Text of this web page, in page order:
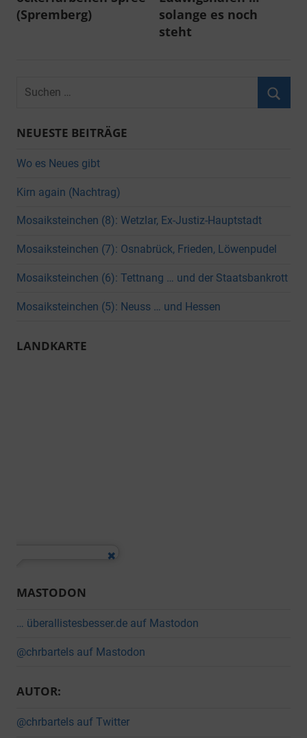
(Spremberg)
solange es noch
steht
Suchen
NEUESTE BEITRÄGE
Wo es Neues gibt
Kirn again (Nachtrag)
Mosaiksteinchen (8): Wetzlar, Ex-Justiz-Hauptstadt
Mosaiksteinchen (7): Osnabrück, Frieden, Löwenpudel
Mosaiksteinchen (6): Tettnang … und der Staatsbankrott
Mosaiksteinchen (5): Neuss … und Hessen
LANDKARTE
MASTODON
… überallistesbesser.de auf Mastodon
@chrbartels auf Mastodon
AUTOR:
@chrbartels auf Twitter